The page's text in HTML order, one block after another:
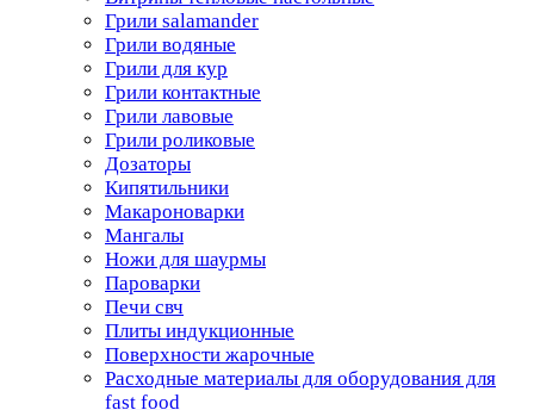
Грили salamander
Грили водяные
Грили для кур
Грили контактные
Грили лавовые
Грили роликовые
Дозаторы
Кипятильники
Макароноварки
Мангалы
Ножи для шаурмы
Пароварки
Печи свч
Плиты индукционные
Поверхности жарочные
Расходные материалы для оборудования для
fast food